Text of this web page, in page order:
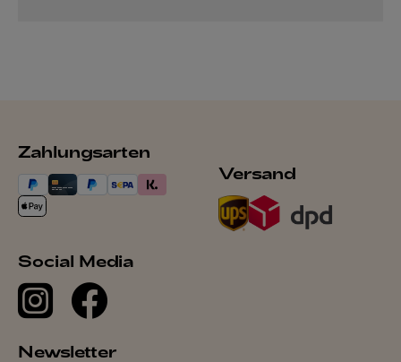
Zahlungsarten
Versand
Social Media
Newsletter